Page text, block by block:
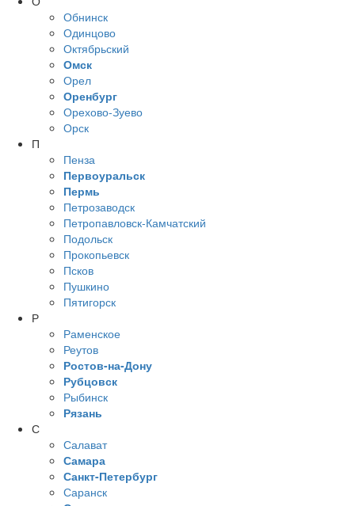
Обнинск
Одинцово
Октябрьский
Омск
Орел
Оренбург
Орехово-Зуево
Орск
П
Пенза
Первоуральск
Пермь
Петрозаводск
Петропавловск-Камчатский
Подольск
Прокопьевск
Псков
Пушкино
Пятигорск
Р
Раменское
Реутов
Ростов-на-Дону
Рубцовск
Рыбинск
Рязань
С
Салават
Самара
Санкт-Петербург
Саранск